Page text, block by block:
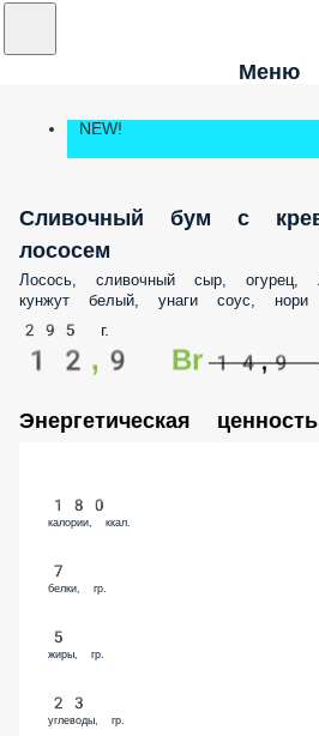
Меню
NEW!
Сливочный бум с
лососем
Лосось, сливочный сыр, огурец,
кунжут белый, унаги соус,
295 г.
12,9 Br 14,9
Энергетическая ценность
180
калории, ккал.
7
белки, гр.
5
жиры, гр.
23
углеводы, гр.